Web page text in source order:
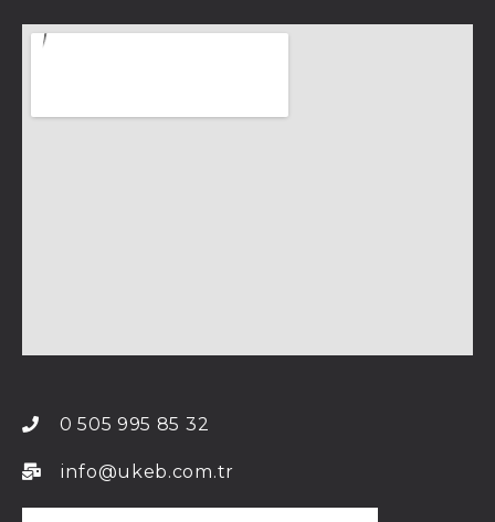
0 505 995 85 32
info@ukeb.com.tr